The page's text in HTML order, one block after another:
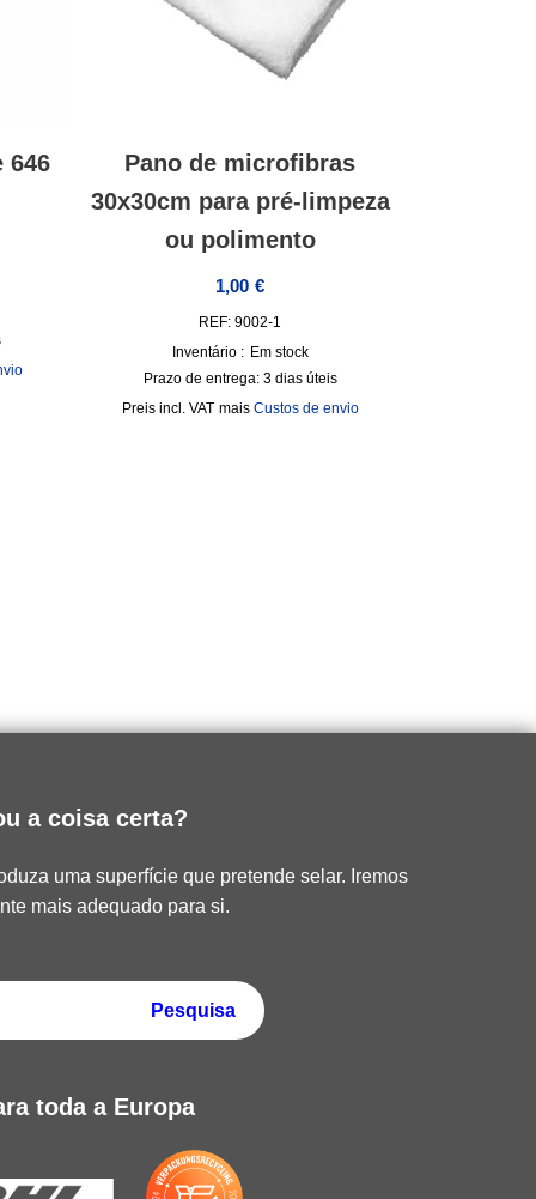
646
Pano de microfibras
30x30cm para pré-limpeza
ou polimento
1,00 €
REF: 9002-1
Inventário : Em stock
Prazo de entrega: 3 dias úteis
incl. VAT mais Custos de envio
a coisa certa?
uma superfície que pretende selar. Iremos
mais adequado para si.
toda a Europa